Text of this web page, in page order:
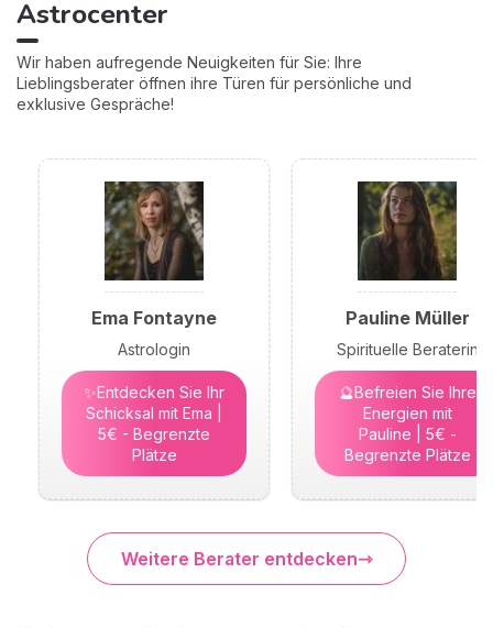
Astrocenter
Wir haben aufregende Neuigkeiten für Sie: Ihre
Lieblingsberater öffnen ihre Türen für persönliche und
exklusive Gespräche!
Ema Fontayne
Astrologin
✨Entdecken Sie Ihr
Schicksal mit Ema |
5€ - Begrenzte
Plätze
Pauline Müller
Spirituelle Beraterin
🔮Befreien Sie Ihre
Energien mit
Pauline | 5€ -
Begrenzte Plätze
Weitere Berater entdecken